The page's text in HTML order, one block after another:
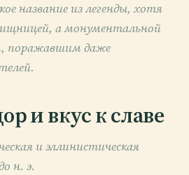
название из легенды, хотя
а монументальной
поражавшим даже
и вкус к славе
и эллинистическая
н. э.